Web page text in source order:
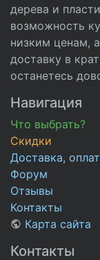
дерева и
возможность
низким ценам,
доставку в
останетесь
Навигация
Что выбрать?
Скидки
Доставка,
Форум
Отзывы
Контакты
Карта сайта
Контакты